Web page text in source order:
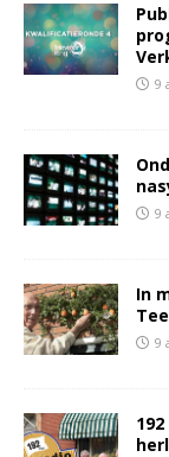
9
9
In
9